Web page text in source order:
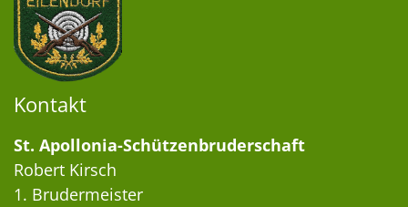
Kontakt
St. Apollonia-Schützenbruderschaft
Robert Kirsch
1. Brudermeister